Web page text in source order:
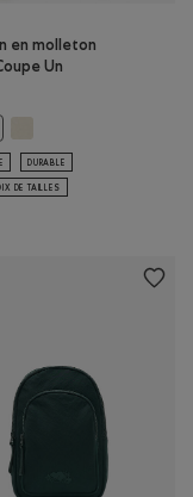
Un: MÉLANGE BOIS
Un: GRIS ARDOISE
en molleton
Un
DURABLE
DE TAILLES